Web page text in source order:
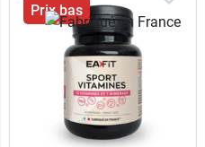
Prix bas